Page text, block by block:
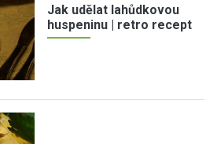
Jak udělat lahůdkovou
huspeninu | retro recept